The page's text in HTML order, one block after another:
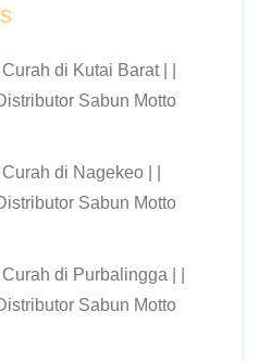
di Kutai Barat | |
Sabun Motto
di Nagekeo | |
Sabun Motto
di Purbalingga | |
Sabun Motto